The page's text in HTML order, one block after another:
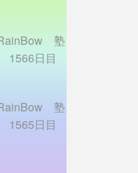
塾
1566日目
塾
1565日目